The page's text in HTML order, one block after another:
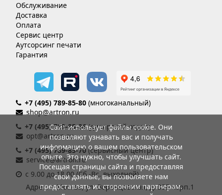
Обслуживание
Доставка
Оплата
Сервис центр
Аутсорсинг печати
Гарантия
+7 (495) 789-85-80 (многоканальный)
shop@artron.ru
+7 (495) 789-85-86(дилерский отдел)
opt@artron.ru
+7 (495) 789-85-70 (сервисный центр)
service@artron.ru
с 9.00 до 18.00 (Сб.-Вс. выходной)
Адрес: г. Москва, ул. Воронцовская, д. 35Б корп.1
Сайт использует файлы cookie. Они
позволяют узнавать вас и получать
информацию о вашем пользовательском
опыте. Это нужно, чтобы улучшать сайт.
Посещая страницы сайта и предоставляя
свои данные, вы позволяете нам
предоставлять их сторонним партнерам.